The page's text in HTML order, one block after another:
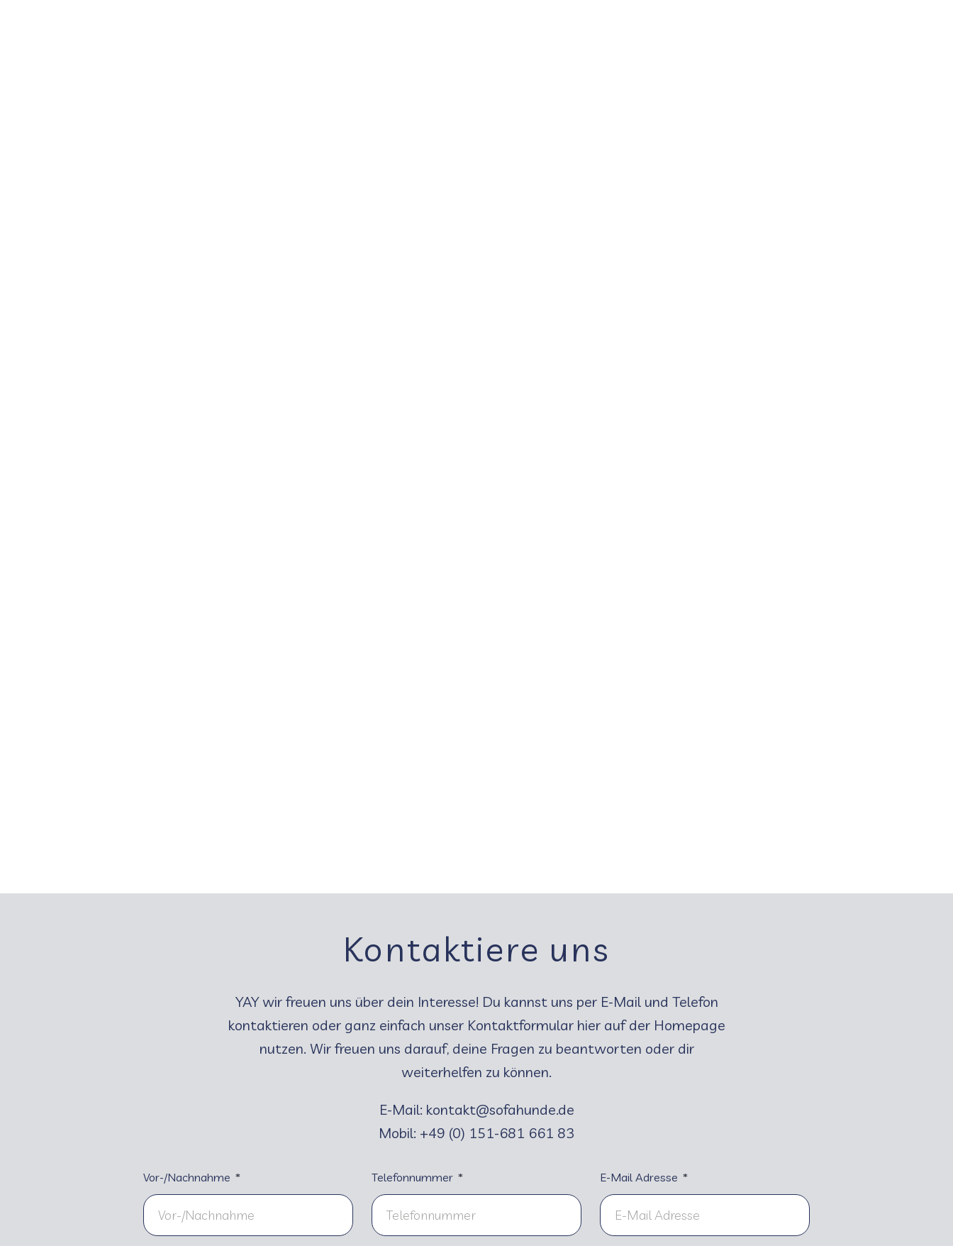
Kontaktiere uns
YAY wir freuen uns über dein Interesse! Du kannst uns per E-Mail und Telefon
kontaktieren oder ganz einfach unser Kontaktformular hier auf der Homepage
nutzen. Wir freuen uns darauf, deine Fragen zu beantworten oder dir
weiterhelfen zu können.
E-Mail: kontakt@sofahunde.de
Mobil: +49 (0) 151-681 661 83
Vor-/Nachnahme Telefonnummer E-Mail Adresse